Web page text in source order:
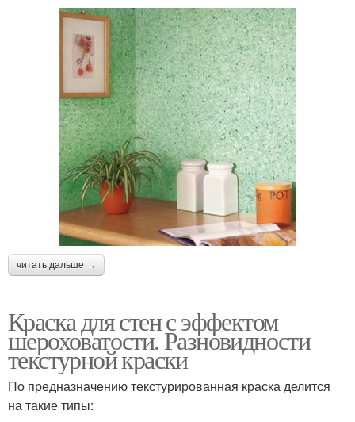
читать дальше →
Краска для стен с эффектом
шероховатости. Разновидности
текстурной краски
По предназначению текстурированная краска делится
на такие типы: